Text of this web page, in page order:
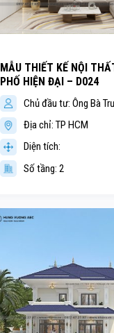
MẪU THIẾT KẾ NỘI
PHỐ HIỆN ĐẠI – D024
Chủ đầu tư: Ông Bà
Địa chỉ: TP HCM
Diện tích:
Số tầng: 2